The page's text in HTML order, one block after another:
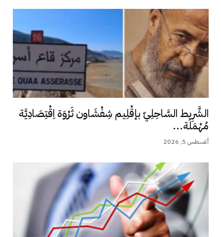
الشَّرِيط السَّاحِلِيّ بإقْلِيم شِفْشَاون ثَرْوَة اِقْتِصَادِيَّة
مُهْمَلَة...
أغسطس 5, 2026